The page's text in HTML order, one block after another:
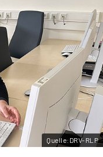
Quelle:DRV-RLP